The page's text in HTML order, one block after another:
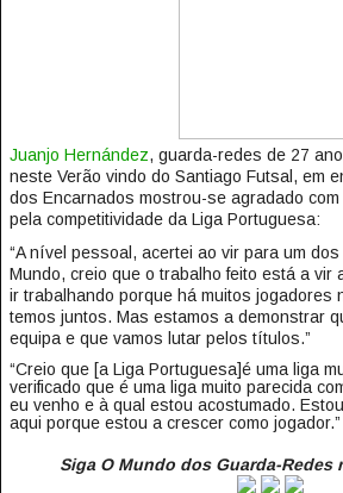
Juanjo Hernández, guarda-redes de 27
neste Verão vindo do Santiago Futsal, em
dos Encarnados mostrou-se agradado
pela competitividade da Liga Portuguesa:
“A nível pessoal, acertei ao vir para um
Mundo, creio que o trabalho feito está a vir
ir trabalhando porque há muitos jogadores
temos juntos. Mas estamos a demonstrar
equipa e que vamos lutar pelos títulos.”
“Creio que [a Liga Portuguesa]é uma liga
verificado que é uma liga muito parecida
eu venho e à qual estou acostumado.
aqui porque estou a crescer como jogador.”
Siga O Mundo dos Guarda-Redes